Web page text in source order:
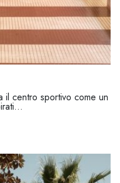
il centro sportivo come un